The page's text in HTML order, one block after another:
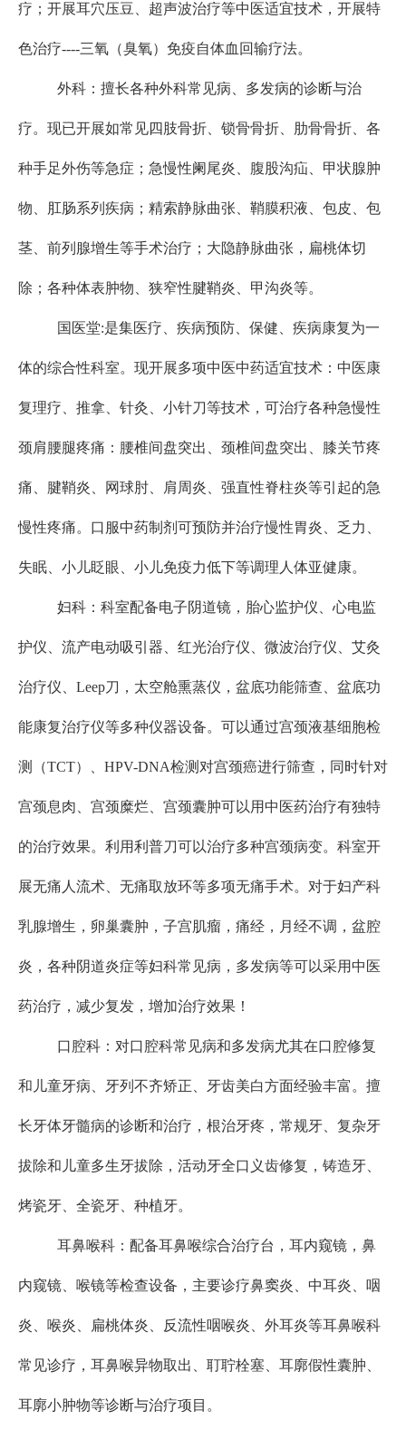
疗；开展耳穴压豆、超声波治疗等中医适宜技术，开展特
色治疗----三氧（臭氧）免疫自体血回输疗法。
外科：擅长各种外科常见病、多发病的诊断与治
疗。现已开展如常见四肢骨折、锁骨骨折、肋骨骨折、各
种手足外伤等急症；急慢性阑尾炎、腹股沟疝、甲状腺肿
物 肛肠系列疾病 ；精索静脉曲张、鞘膜积液、包皮、包
茎、前列腺增生等手术治疗；大隐静脉曲张 ， 扁桃体切
除；各种体表肿物、狭窄性腱鞘炎、甲沟炎等。
国医堂:是集医疗、疾病预防、保健、疾病康复为一
体的综合性科室。现开展多项中医中药适宜技术：中医康
复理疗、推拿、针灸、小针刀等技术，可治疗各种急慢性
颈肩腰腿疼痛：腰椎间盘突出、颈椎间盘突出、膝关节疼
痛、腱鞘炎、网球肘、肩周炎、强直性脊柱炎等引起的急
慢性疼痛。口服中药制剂可预防并治疗慢性胃炎、乏力、
失眠、小儿眨眼、小儿免疫力低下等调理人体亚健康。
妇科：科室配备电子阴道镜，胎心监护仪、心电监
护仪、流产电动吸引器、红光治疗仪、微波治疗仪、艾灸
治疗仪、 Leep刀，太空舱熏蒸仪，盆底功能筛查、盆底功
能康复治疗仪等多种仪器设备。可以通过宫颈液基细胞检
测（TCT）、HPV-DNA检测对宫颈癌进行筛查，同时针对
宫颈息肉、宫颈糜烂、宫颈囊肿可以用中医药治疗有独特
的治疗效果。利用利普刀可以治疗多种宫颈病变。科室开
展无痛人流术、无痛取放环等多项无痛手术。对于妇产科
乳腺增生，卵巢囊肿，子宫肌瘤，痛经，月经不调，盆腔
炎，各种阴道炎症等妇科常见病，多发病等可以采用中医
药治疗，减少复发，增加治疗效果！
口腔科：对口腔科常见病和多发病尤其在口腔修复
和儿童牙病、牙列不齐矫正、牙齿美白方面经验丰富。擅
长牙体牙髓病的诊断和治疗，根治牙疼，常规牙、复杂牙
拔除和儿童多生牙拔除，活动牙全口义齿修复，铸造牙、
烤瓷牙、全瓷牙、种植牙。
耳鼻喉科：配备耳鼻喉综合治疗台，耳内窥镜，鼻
内窥镜、喉镜等检查设备，主要诊疗鼻窦炎、中耳炎、咽
炎、喉炎、扁桃体炎、反流性咽喉炎、外耳炎等耳鼻喉科
常见诊疗，耳鼻喉异物取出、耵聍栓塞、耳廓假性囊肿、
耳廓小肿物等诊断与治疗项目。